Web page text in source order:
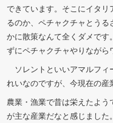
できています。そこにイタ
るのか、ペチャクチャとう
かに散策なんて全くダメです
ずにペチャクチャやりながら
ソレントといいアマルフィ
れいなのですが、今現在の産
農業・漁業で昔は栄えたよ
が主な産業だなと感じました